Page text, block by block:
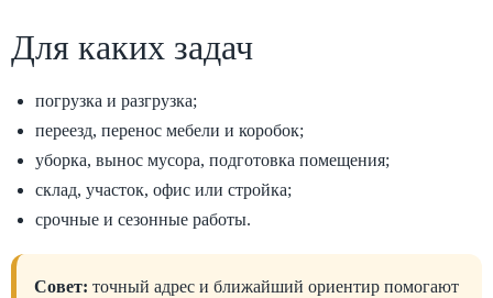
Для каких задач
погрузка и разгрузка;
переезд, перенос мебели и коробок;
уборка, вынос мусора, подготовка помещения;
склад, участок, офис или стройка;
срочные и сезонные работы.
Совет: точный адрес и ближайший ориентир помогают